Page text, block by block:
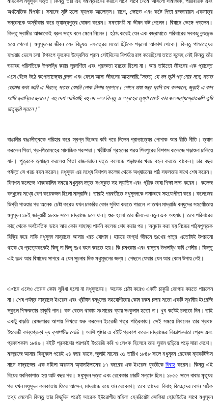
অর্থনৈতিক বিপর্যয়। সমাজে সৃষ্টি হলো ব্যাপক আলোড়ন। রাগে, ক্ষোভে এবং কষ্টে পিতা রাজনারায়ন একমাত্র
সন্তানকে অস্বীকার করে ত্যাজ্যপুত্র ঘোষনা করেন। মমতাময়ী মা ভীষন কষ্ট পেলেন। বিষাদে ভেঙ্গে পড়লেন।
কিন্তু স্বামীর আজ্ঞাকেই ধ্রুব সত্য বলে মেনে নিলেন। হঠাৎ করেই যেন এক বজ্রাঘাতে পরিবারের সবকছু লন্ডভন্ড
হয়ে গেলো। মধুসূদনের জীবন যেন বিচ্যুত নক্ষত্রের মতো ছিটকে পড়লো আকাশ থেকে। কিন্তু পাশ্চাত্যের
হাওয়ায় ভেসে চলা টগবগে যুবকের উদ্বেলিত প্রান সেইদিনের বিপর্যয়ে রাগ করেছিলো তাতে সন্দেহ নেই কিন্তু তাঁর
ভয়াবহ পরিনতিকে উপলদ্ধি করার দূরদর্শিতা এবং প্রাজ্ঞতা হয়তো ছিলো না। আর তাইতো জীবনের এক প্রান্তে
এসে বেঁজে উঠে কপোতাক্ষ্যের বন্দনা এবং ফেলে আসা জীবনের আহাজারি:“সতত, হে নদ তুমি পড় মোর মনে, সতত
তোমার কথা ভাবি এ বিরলে, সতত যেমনি লোক নিশার স্বপনে। শোনে মায়া যন্ত্র ধ্বনি তব কলকলে, জুড়াই এ কান
আমি ভ্রান্তির ছলনে। বহু দেশ দেখিয়াছি বহু নদ দলে কিন্তু এ স্নেহের তৃষ্ণা মেটে কার জলেদুগ্ধস্রোতরূপি তুমি
মাতৃভূমি স্তনে।“
বাঙালীর বাঙালীত্বকে পরিহার করে স্বপ্ন বিভোর কবি পরে নিলেন প্রাশ্চাত্যের পোশাক আর রীতি নীতি। ত্যাগ
করলেন পিতা, প্র-পিতামহের সামাজিক পরম্পরা। খ্রীষ্টধর্ম গ্রহনের পরও শিবপুরের বিশপস কলেজে পড়াশুনা চালিয়ে
যান। পুত্রকে ত্যাজ্য করলেও পিতা রাজনারায়ন দত্ত কলেজে পড়াশুনার খরচ বহন করতে থাকেন। চার বছর
পর্যন্ত সে খরচ বহন করেন। মধুসূদন এর মধ্যে বিশপস কলেজ থেকে অধ্যায়নের পাঠ সফলতার সাথে শেষ করেন।
বিশপস কলেজে থাকাকালিন সময়ে মধুসূদন দত্ত সংস্কৃত সহ ল্যাতিন এবং গ্রীক ভাষা শিক্ষা লাভ করেন। কলেজ
বন্ধুদের মধ্যে বেশ কয়েকজন ছিলো মাদ্রাজি। তারাই পরবর্তীতে মধুসূদনকে নানাভাবে সহযোগীতা করে। কলেজের
ডিগ্রী পাওয়ার পর অনেক চেষ্টা করেও যখন চাকরির কোন সুবিধা করতে পারলে না তখন মাদ্রাজি বন্ধুদের সহযোীতায়
মধুসূদন ১৮ই জানুয়ারী ১৮৪৮ সালে মাদ্রাজে চলে যান। শুরু হলো তার জীবনের নতুন এক অধ্যায়। তবে পরিবারের
কাছ থেকে অর্থনৈতিক ভাবে আর কোন সাহায্য পাননি কলেজ শেষ করার পর। অনুমান করা হয় নিজের পাঠ্যপুস্তক
বিক্রি করে নাকি মধুসূদন মাদ্রাজে আসার খরচ যোগান। হায়রে ভাগ্য! জীবনে দুঃখের পাত্র এতোটাই উপচানো
থাকে যে প্রত্যেককেই কিছু না কিছু দুঃখ বহন করতে হয়। কি চমৎকার এবং বাস্তব উপলব্ধি কবি শেলীর। কিন্তু
এই দুঃখ আর বিষাদের সাগরে এ যেন সুচনার দিক মধুসূদনের জন্য। পেছনে ফেরার যেন আর কোন উপায় নেই।
এখানে এসেও তেমন কোন সুবিধা হলো না মধুসূদনের। অনেক চেষ্টা করেও একটি চাকুরি জোগার করতে পারলেন
না। শেষ পর্যন্ত মাদ্রাজে ইংরেজ এবং খ্রীষ্টান বন্ধুদের সহযোগীতায় কোন রকম চলার মতো একটি স্থানীয় ইংরেজি
স্কুলে শিক্ষকতার চাকুরি পান। কম বেতন থাকায় সংসারের ব্যায় সংকুলান হতো না। খুব কষ্টেই চলতো দিন। তাই
একটু বাড়তি রোজগারর আশায় লিখতে শুরু করলেন ইংরেজী পত্র পত্রিকায়। সেই সময়ে লিখলেন তার প্রথম
ইংরেজী কাব্যগ্রন্থ দ্য ক্যাপটিভ লেডি। আশি পৃষ্ঠার এ বইটি প্রকাশ করেন মাদ্রাজের বিজ্ঞাপনদাতা প্রেস এবং
প্রকাশকাল ১৮৪৯। বইটি প্রকাশের পরপরই ইংরেজি কবি ও লেখক হিসেবে তার সুনাম ছড়িয়ে পড়ে সারা দেশে।
মাদ্রাজে আসার কিছুকাল পরেই ২৪ বছর বয়সে, জুলাই মাসের ৩১ তারিখ ১৮৪৮ সালে মধুসূদন রেবেকা ম্যাকটিভিস
নামে মাদ্রাজের এক মহিলা অরফান অ্যাসাইলামের ১৭ বছরের এক ইংরেজ যুবতীকে বিবাহকরেন। কিন্তু এই
বিয়ের যবনিকাপাত হয় আট বছর পর। মধুসূদন দত্ত এবং রেবেকার চারটি সন্তান ছিল। ১৮৫৫ সালে বাবার মৃত্যুর
পর যখন মধুসূদন কলকাতায় ফিরে আসেন, মাদ্রাজে রয়ে যান রেবেকা। তবে তাদের বিবাহ বিচ্ছেদের কোন সঠিক
তথ্য মেলেনি কিন্তু তার কিছুদিন পরেই আরেক ইউরোপীয় মহিলা হেনরিয়েটা সোফিয়া হোয়াইটের সাথে মধুসূদন